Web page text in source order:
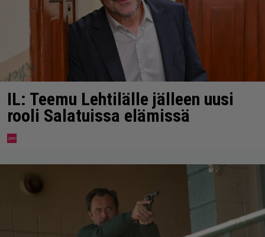
IL: Teemu Lehtilälle jälleen uusi
rooli Salatuissa elämissä